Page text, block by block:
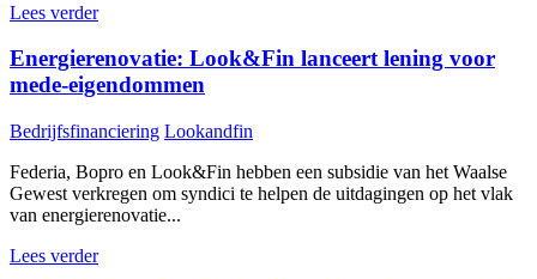
Lees verder
Energierenovatie: Look&Fin lanceert lening voor
mede-eigendommen
Bedrijfsfinanciering Lookandfin
Federia, Bopro en Look&Fin hebben een subsidie van het Waalse
Gewest verkregen om syndici te helpen de uitdagingen op het vlak
van energierenovatie...
Lees verder